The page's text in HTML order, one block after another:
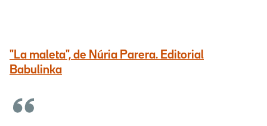
"La maleta", de Núria Parera. Editorial
Babulinka